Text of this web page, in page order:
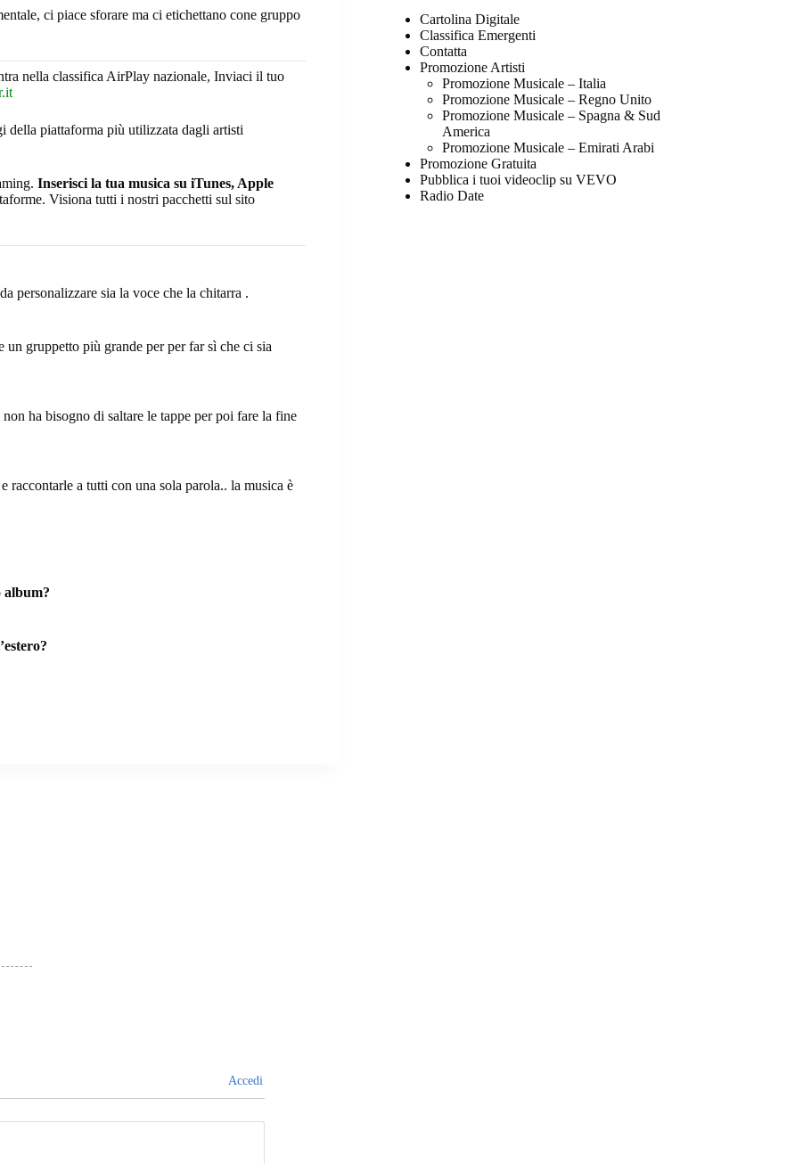
ci piace sforare ma ci etichettano cone gruppo
nella classifica AirPlay nazionale, Inviaci il tuo
della piattaforma più utilizzata dagli artisti
Inserisci la tua musica su iTunes, Apple
Visiona tutti i nostri pacchetti sul sito
personalizzare sia la voce che la chitarra .
gruppetto più grande per per far sì che ci sia
ha bisogno di saltare le tappe per poi fare la fine
raccontarle a tutti con una sola parola.. la musica è
album?
Cartolina Digitale
Classifica Emergenti
Contatta
Promozione Artisti
Promozione Musicale – Italia
Promozione Musicale – Regno Unito
Promozione Musicale – Spagna & Sud
America
Promozione Musicale – Emirati Arabi
Promozione Gratuita
Pubblica i tuoi videoclip su VEVO
Radio Date
Accedi